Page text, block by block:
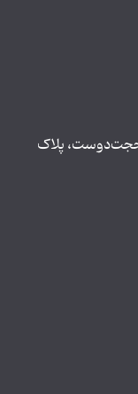
حجت‌دوست، پلاک